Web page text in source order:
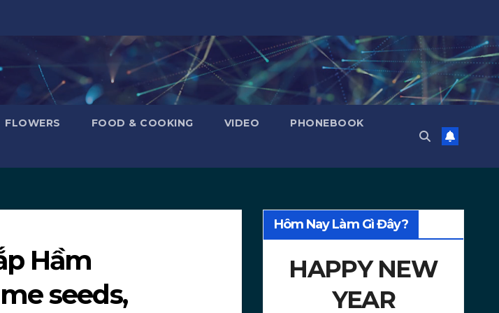
FLOWERS FOOD & COOKING VIDEO PHONEBOOK
Hầm
seeds,
Hôm Nay Làm Gì Đây?
HAPPY NEW
YEAR